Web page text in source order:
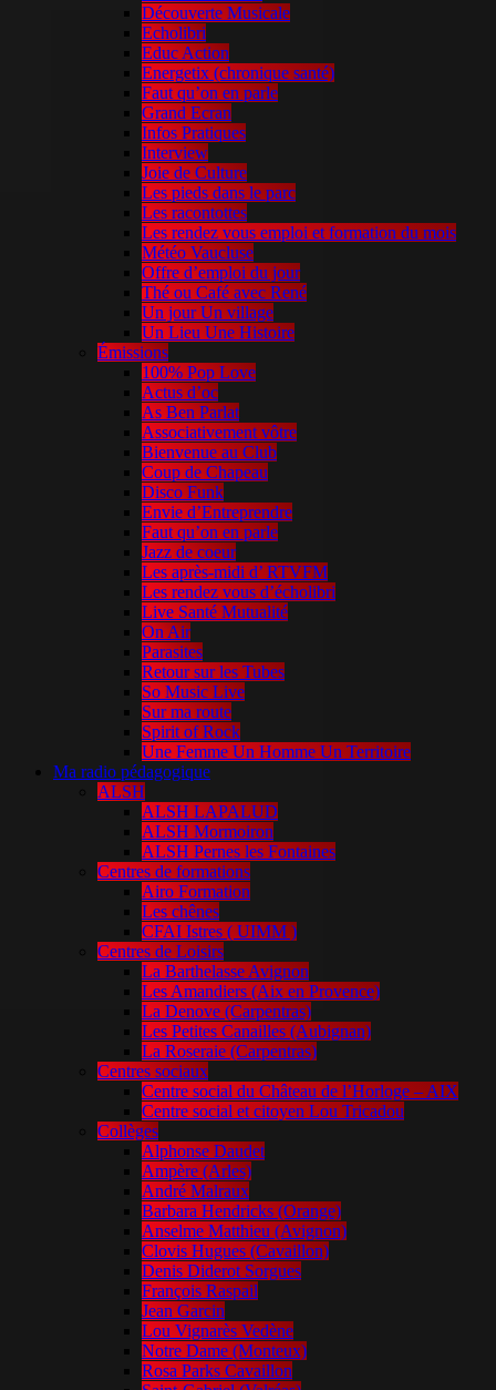
Découverte Musicale
Echolibri
Educ Action
Energetix (chronique santé)
Faut qu’on en parle
Grand Ecran
Infos Pratiques
Interview
Joie de Culture
Les pieds dans le parc
Les racontottes
Les rendez vous emploi et formation du mois
Météo Vaucluse
Offre d’emploi du jour
Thé ou Café avec René
Un jour Un village
Un Lieu Une Histoire
Émissions
100% Pop Love
Actus d’oc
As Ben Parlat
Associativement vôtre
Bienvenue au Club
Coup de Chapeau
Disco Funk
Envie d’Entreprendre
Faut qu’on en parle
Jazz de coeur
Les après-midi d’ RTVFM
Les rendez vous d’écholibri
Live Santé Mutualité
On Air
Parasites
Retour sur les Tubes
So Music Live
Sur ma route
Spirit of Rock
Une Femme Un Homme Un Territoire
Ma radio pédagogique
ALSH
ALSH LAPALUD
ALSH Mormoiron
ALSH Pernes les Fontaines
Centres de formations
Airo Formation
Les chênes
CFAI Istres ( UIMM )
Centres de Loisirs
La Barthelasse Avignon
Les Amandiers (Aix en Provence)
La Denove (Carpentras)
Les Petites Canailles (Aubignan)
La Roseraie (Carpentras)
Centres sociaux
Centre social du Château de l’Horloge – AIX
Centre social et citoyen Lou Tricadou
Collèges
Alphonse Daudet
Ampère (Arles)
André Malraux
Barbara Hendricks (Orange)
Anselme Matthieu (Avignon)
Clovis Hugues (Cavaillon)
Denis Diderot Sorgues
François Raspail
Jean Garcin
Lou Vignarès Vedène
Notre Dame (Monteux)
Rosa Parks Cavaillon